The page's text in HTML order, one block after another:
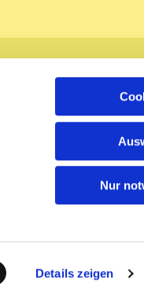
Details zeigen
Nur